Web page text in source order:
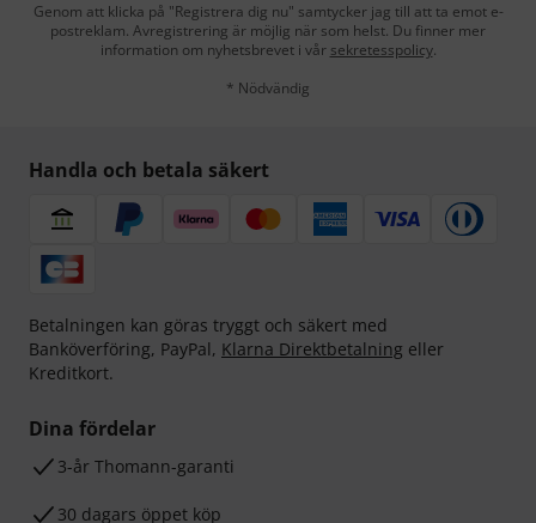
Genom att klicka på "Registrera dig nu" samtycker jag till att ta emot e-
postreklam. Avregistrering är möjlig när som helst. Du finner mer
information om nyhetsbrevet i vår sekretesspolicy.
* Nödvändig
Handla och betala säkert
Betalningen kan göras tryggt och säkert med
Banköverföring, PayPal, Klarna Direktbetalning eller
Kreditkort.
Dina fördelar
3-år Thomann-garanti
30 dagars öppet köp